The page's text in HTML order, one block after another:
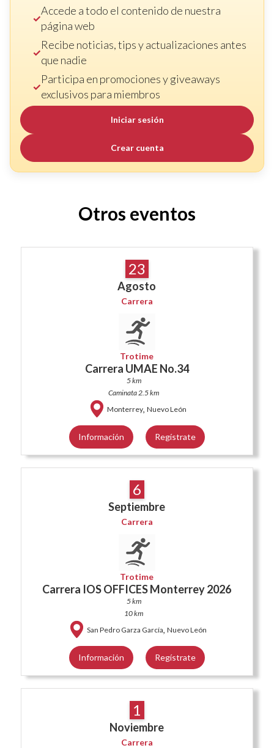
Accede a todo el contenido de nuestra
página web
Recibe noticias, tips y actualizaciones antes
que nadie
Participa en promociones y giveaways
exclusivos para miembros
Iniciar sesión
Crear cuenta
Otros eventos
23
Agosto
Carrera
Trotime
Carrera UMAE No.34
5 km
Caminata 2.5 km
Monterrey, Nuevo León
Información Regístrate
6
Septiembre
Carrera
Trotime
Carrera IOS OFFICES Monterrey 2026
5 km
10 km
San Pedro Garza García, Nuevo León
Información Regístrate
1
Noviembre
Carrera